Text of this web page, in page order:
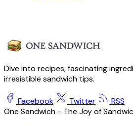
Dive into recipes, fascinating
irresistible sandwich tips.
Facebook Twitter
RSS
One Sandwich - The Joy of